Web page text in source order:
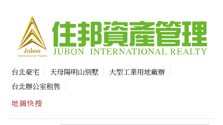
台北豪宅 天母陽明山別墅
大型工業用地廠辦
台北辦公室租售
地圖快搜